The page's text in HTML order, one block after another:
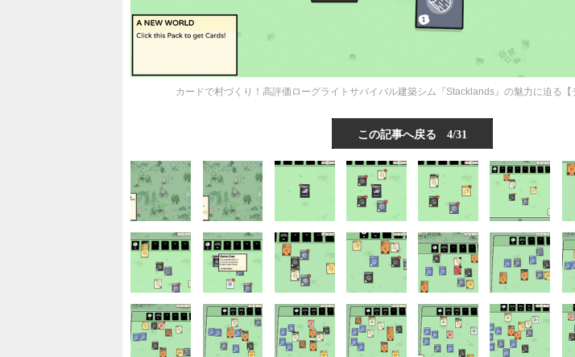
カードで村づくり！高評価ローグライトサバイバル建築シム『Stacklands』の魅力に迫る【
この記事へ戻る 4/31